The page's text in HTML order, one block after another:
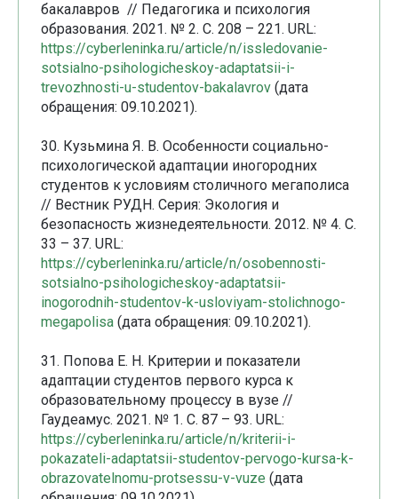
бакалавров // Педагогика и психология
образования. 2021. № 2. С. 208 – 221. URL:
https://cyberleninka.ru/article/n/issledovanie-
sotsialno-psihologicheskoy-adaptatsii-i-
trevozhnosti-u-studentov-bakalavrov (дата
обращения: 09.10.2021).
30. Кузьмина Я. В. Особенности социально-
психологической адаптации иногородних
студентов к условиям столичного мегаполиса
// Вестник РУДН. Серия: Экология и
безопасность жизнедеятельности. 2012. № 4. С.
33 – 37. URL:
https://cyberleninka.ru/article/n/osobennosti-
sotsialno-psihologicheskoy-adaptatsii-
inogorodnih-studentov-k-usloviyam-stolichnogo-
megapolisa (дата обращения: 09.10.2021).
31. Попова Е. Н. Критерии и показатели
адаптации студентов первого курса к
образовательному процессу в вузе //
Гаудеамус. 2021. № 1. С. 87 – 93. URL:
https://cyberleninka.ru/article/n/kriterii-i-
pokazateli-adaptatsii-studentov-pervogo-kursa-k-
obrazovatelnomu-protsessu-v-vuze (дата